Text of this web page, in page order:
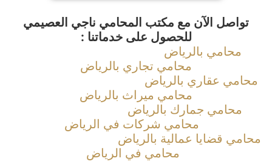
تواصل الآن مع مكتب المحامي ناجي العصيمي
للحصول على خدماتنا :
محامي بالرياض
محامي تجاري بالرياض
عقاري بالرياض
محامي ميراث بالرياض
محامي جمارك بالرياض
محامي شركات في الرياض
قضايا عمالية بالرياض
محامي في الرياض